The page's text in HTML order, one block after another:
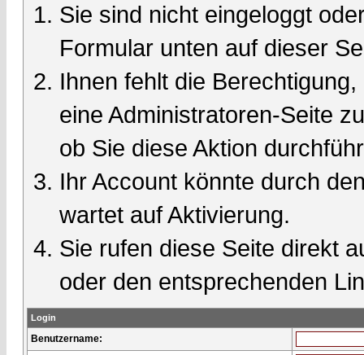
Sie sind nicht eingeloggt
Formular unten auf dieser
Ihnen fehlt die
eine Administratoren-Seite
ob Sie diese Aktion
Ihr Account könnte durch
wartet auf Aktivierung.
Sie rufen diese Seite direkt
oder den entsprechenden
Login
Benutzername: